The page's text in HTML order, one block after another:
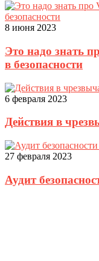
8 июня 2023
Это надо знать
в безопасности
6 февраля 2023
Действия в
27 февраля 2023
Аудит